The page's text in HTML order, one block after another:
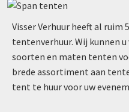
Visser Verhuur heeft al ruim
tentenverhuur. Wij kunnen
soorten en maten tenten
brede assortiment aan
tent te huur voor uw